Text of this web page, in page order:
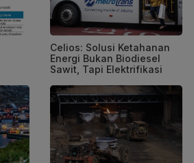
Celios: Solusi Ketahanan
Energi Bukan Biodiesel
Sawit, Tapi Elektrifikasi